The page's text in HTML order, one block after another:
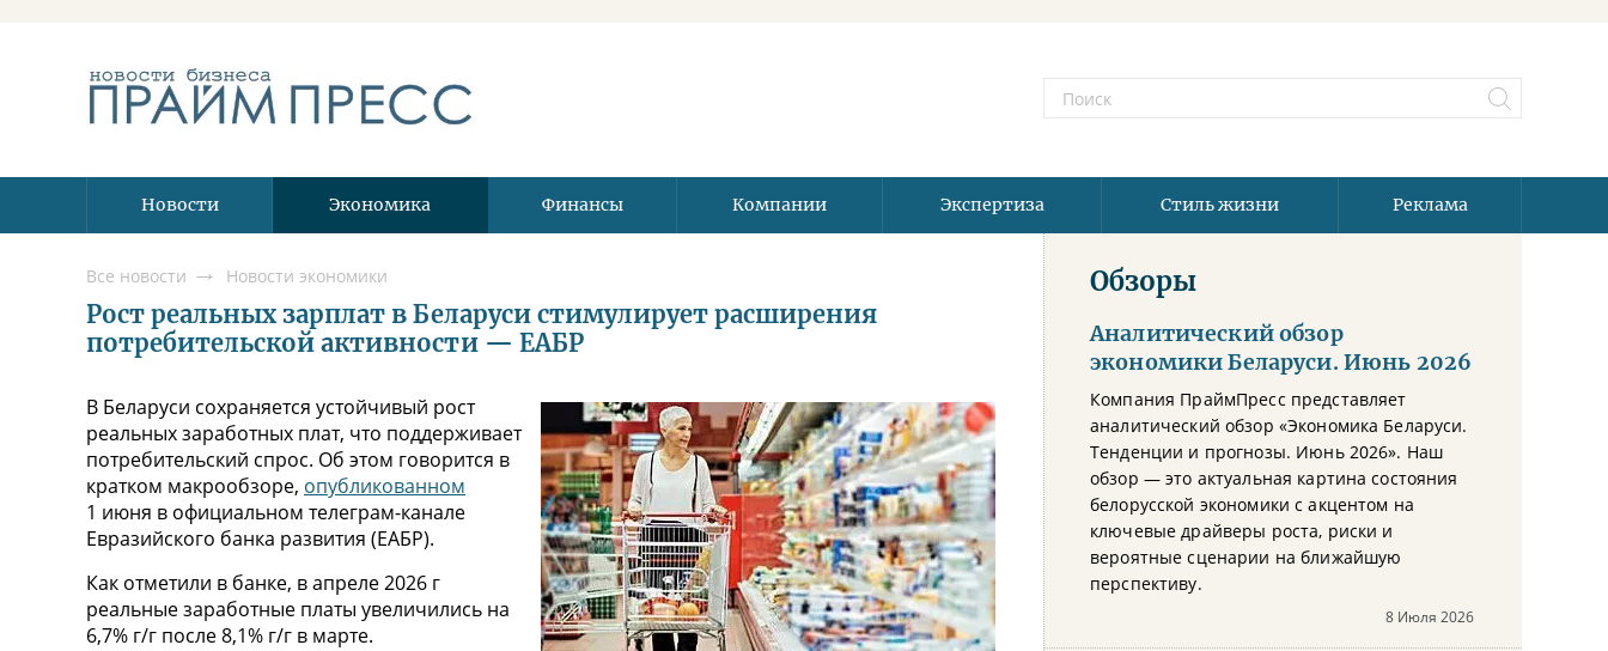
Новости Экономика Финансы Компании Экспертиза Стиль жизни Реклама
Все новости Новости экономики
Рост реальных зарплат в Беларуси стимулирует расширения
потребительской активности — ЕАБР
В Беларуси сохраняется устойчивый рост
реальных заработных плат, что поддерживает
потребительский спрос. Об этом говорится в
кратком макрообзоре, опубликованном
1 июня в официальном телеграм-канале
Евразийского банка развития (ЕАБР).
Как отметили в банке, в апреле 2026 г
реальные заработные платы увеличились на
6,7% г/г после 8,1% г/г в марте.
Обзоры
Аналитический обзор
экономики Беларуси. Июнь 2026
Компания ПраймПресс представляет
аналитический обзор «Экономика Беларуси.
Тенденции и прогнозы. Июнь 2026». Наш
обзор — это актуальная картина состояния
белорусской экономики с акцентом на
ключевые драйверы роста, риски и
вероятные сценарии на ближайшую
перспективу.
8 Июля 2026